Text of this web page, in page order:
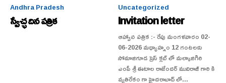
Andhra Pradesh
స్వేచ్ఛ దిన పత్రిక
Uncategorized
Invitation letter
ఆహ్వాన పత్రిక :- రేపు మంగళవారం 02-
06-2026 మధ్యాహ్నం 12 గంటలకు
సోమాజిగూడ ప్రెస్ క్లబ్ లో మల్కాజిగిరి
ఎంపీ శ్రీ ఈటాల రాజేందర్ ముదిరాజ్ గారి కి
వ్యతిరేకం గా హైదరాబాద్ లో...